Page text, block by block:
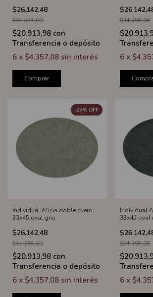
$26.142,48
$34.398,00
$20.913,98 con
Transferencia o depósito
6 x $4.357,08 sin interés
Comprar
$34.398,00
6 x
Individual Alicia doble cuero
33x45 oval gris
$26.142,48
-24% OFF
$34.398,00
$20.913,98 con
Transferencia o depósito
6 x $4.357,08 sin interés
Individual
33x45 oval
$34.398,00
6 x